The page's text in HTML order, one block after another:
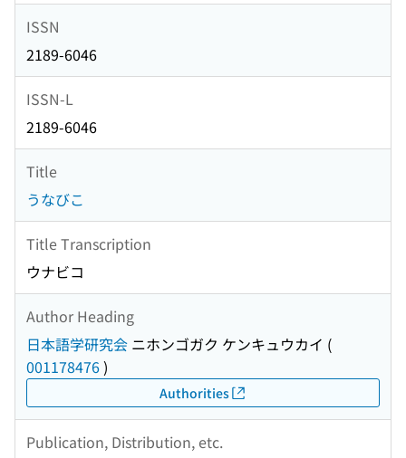
ISSN
2189-6046
ISSN-L
2189-6046
Title
うなびこ
Title Transcription
ウナビコ
Author Heading
日本語学研究会 ニホンゴガク ケンキュウカイ (
001178476)
Authorities
Publication, Distribution, etc.